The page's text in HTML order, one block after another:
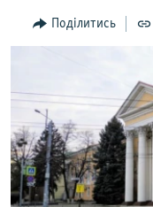
пошуку
ІНТЕРВ'Ю
ДЕПОРТАЦІЯ
ВІДЕОУРОКИ «ELIFBE»
СВІДЧЕННЯ ОКУПАЦІЇ
ЯК ОБІЙТИ
Русский
Qırımtatar
Поділитись